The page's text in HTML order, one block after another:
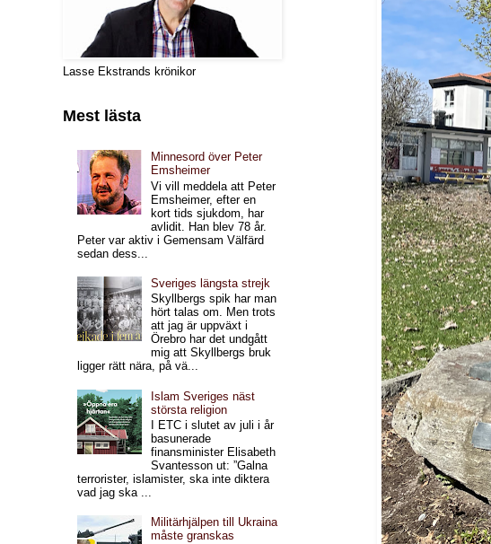
Lasse Ekstrands krönikor
Mest lästa
Minnesord över Peter
Emsheimer
Vi vill meddela att Peter
Emsheimer, efter en
kort tids sjukdom, har
avlidit. Han blev 78 år.
Peter var aktiv i Gemensam Välfärd
sedan dess...
Sveriges längsta strejk
Skyllbergs spik har man
hört talas om. Men trots
att jag är uppväxt i
Örebro har det undgått
mig att Skyllbergs bruk
ligger rätt nära, på vä...
Islam Sveriges näst
största religion
I ETC i slutet av juli i år
basunerade
finansminister Elisabeth
Svantesson ut: ”Galna
terrorister, islamister, ska inte diktera
vad jag ska ...
Militärhjälpen till Ukraina
måste granskas